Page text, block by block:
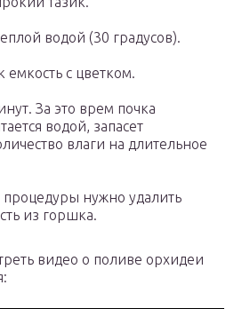
водой (30 градусов).
емкость с цветком.
За это врем почка
водой, запасет
влаги на длительное
нужно удалить
из горшка.
видео о поливе орхидеи